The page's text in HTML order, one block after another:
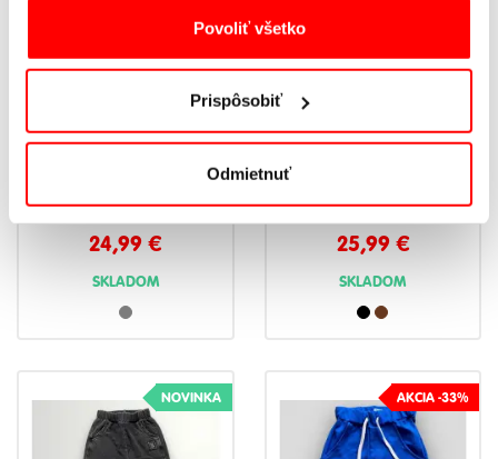
Povoliť všetko
Prispôsobiť
Odmietnuť
VZHĽADU BATIKOVANÉ
24,99€
SKLADOM
CHLAPČENSKÉ CARGO
MENČESTROVÉ
25,99 €
SKLADOM
NOVINKA AKCIA -33%